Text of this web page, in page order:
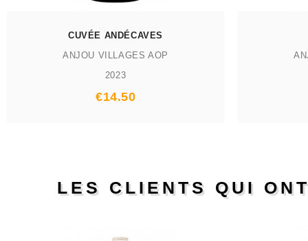
CUVÉE ANDÉCAVES
ANJOU VILLAGES AOP
2023
€14.50
LES CLIENTS QUI